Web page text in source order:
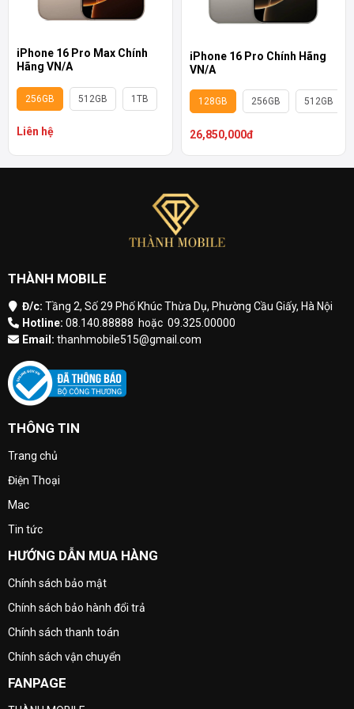
iPhone 16 Pro Max Chính
Hãng VN/A
256GB 512GB 1TB
Liên hệ
iPhone 16 Pro Chính Hãng
VN/A
128GB 256GB 512GB
26,850,000đ
THÀNH MOBILE
Đ/c: Tầng 2, Số 29 Phố Khúc Thừa Dụ, Phường Cầu Giấy, Hà Nội
Hotline: 08.140.88888 hoặc 09.325.00000
Email: thanhmobile515@gmail.com
THÔNG TIN
Trang chủ
Điện Thoại
Mac
Tin tức
HƯỚNG DẪN MUA HÀNG
Chính sách bảo mật
Chính sách bảo hành đổi trả
Chính sách thanh toán
Chính sách vận chuyển
FANPAGE